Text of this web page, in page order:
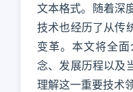
文本格式。随着深
技术也经历了从传
变革。本文将全
念、发展历程以及
理解这一重要技术